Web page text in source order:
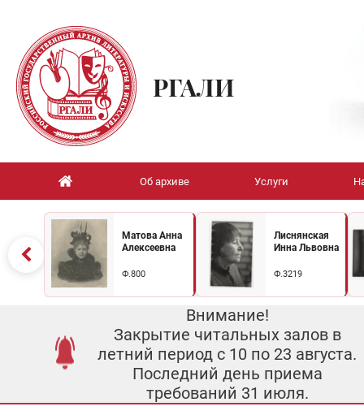
РГАЛИ
Об архиве Услуги
Матова Анна
Алексеевна
Ф.800
Лиснянская
Инна Львовна
Ф.3219
Внимание!
Закрытие читальных залов в
летний период с 10 по 23 августа.
Последний день приема
требований 31 июля.